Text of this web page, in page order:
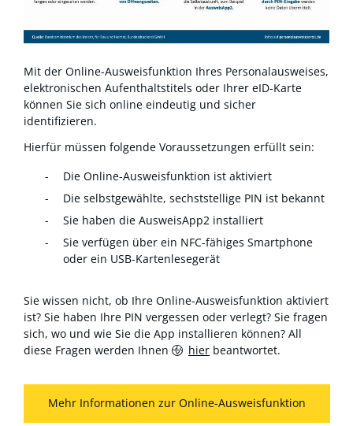
Mit der Online-Ausweisfunktion Ihres Personalausweises,
elektronischen Aufenthaltstitels oder Ihrer eID-Karte
können Sie sich online eindeutig und sicher
identifizieren.
Hierfür müssen folgende Voraussetzungen erfüllt sein:
Die Online-Ausweisfunktion ist aktiviert
Die selbstgewählte, sechststellige PIN ist bekannt
Sie haben die AusweisApp2 installiert
Sie verfügen über ein NFC-fähiges Smartphone
oder ein USB-Kartenlesegerät
Sie wissen nicht, ob Ihre Online-Ausweisfunktion aktiviert
ist? Sie haben Ihre PIN vergessen oder verlegt? Sie fragen
sich, wo und wie Sie die App installieren können? All
diese Fragen werden Ihnen
hier beantwortet.
Mehr Informationen zur Online-Ausweisfunktion